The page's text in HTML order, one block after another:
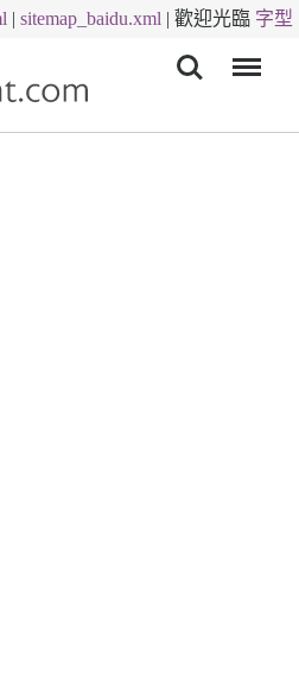
| sitemap_baidu.xml | 歡迎光臨 字型